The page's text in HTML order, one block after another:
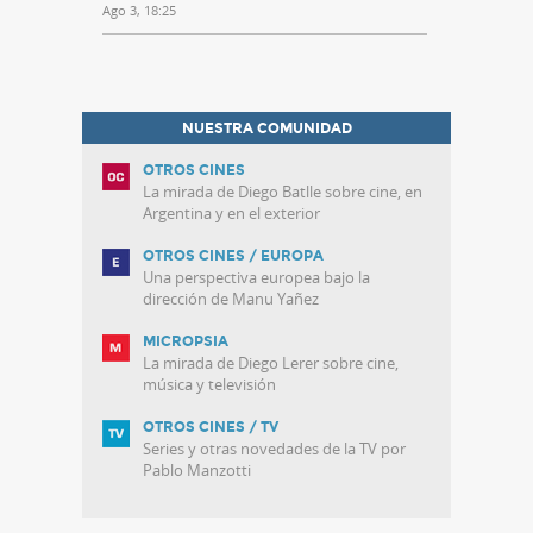
Ago 3, 18:25
NUESTRA COMUNIDAD
OTROS CINES
La mirada de Diego Batlle sobre cine, en
Argentina y en el exterior
OTROS CINES / EUROPA
Una perspectiva europea bajo la
dirección de Manu Yañez
MICROPSIA
La mirada de Diego Lerer sobre cine,
música y televisión
OTROS CINES / TV
Series y otras novedades de la TV por
Pablo Manzotti